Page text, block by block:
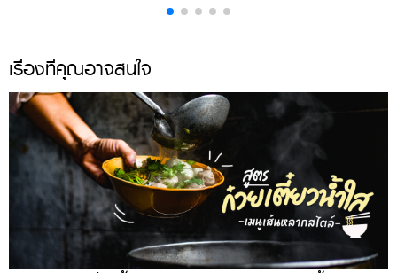
เรื่องที่คุณอาจสนใจ